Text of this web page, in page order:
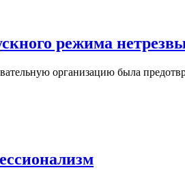
режима
организацию была